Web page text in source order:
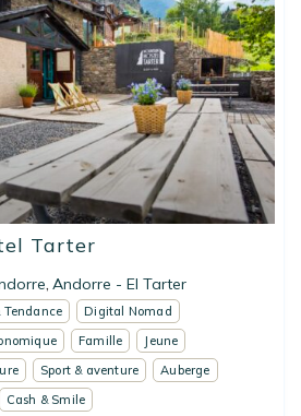
Tarter
Andorre - El Tarter
Tendance
Digital Nomad
Famille
Jeune
Sport & aventure
Auberge
Cash & Smile